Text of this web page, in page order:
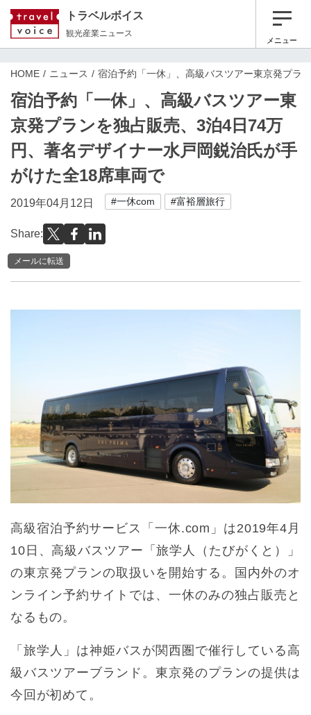
トラベルボイス
観光産業ニュース
メニュー
HOME ニュース 宿泊予約「一休」、高級バスツアー東京発プラ
宿泊予約「一休」、高級バスツアー東
京発プランを独占販売、3泊4日74万
円、著名デザイナー水戸岡鋭治氏が手
がけた全18席車両で
2019年04月12日 #一休com #富裕層旅行
Share:
メールに転送
高級宿泊予約サービス「一休.com」は2019年4月
10日、高級バスツアー「旅学人（たびがくと）」
の東京発プランの取扱いを開始する。国内外のオ
ンライン予約サイトでは、一休のみの独占販売と
なるもの。
「旅学人」は神姫バスが関西圏で催行している高
級バスツアーブランド。東京発のプランの提供は
今回が初めて。